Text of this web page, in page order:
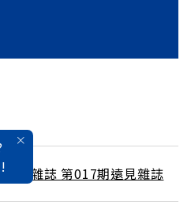
號雜誌 第017期遠見雜誌